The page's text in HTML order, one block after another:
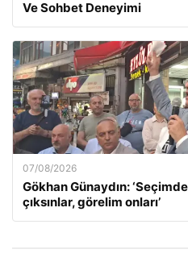
Ve Sohbet Deneyimi
07/08/2026
Gökhan Günaydın:
çıksınlar, görelim onları’